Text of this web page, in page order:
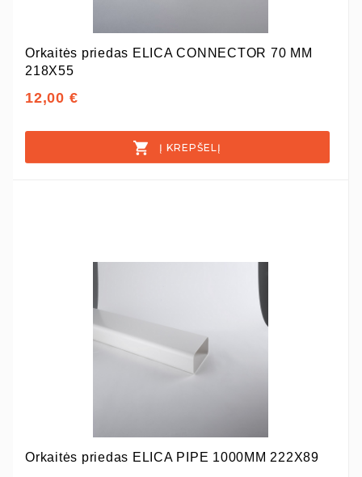
Orkaitės priedas ELICA CONNECTOR 70 MM
218X55
12,00 €
Į KREPŠELĮ
Orkaitės priedas ELICA PIPE 1000MM 222X89